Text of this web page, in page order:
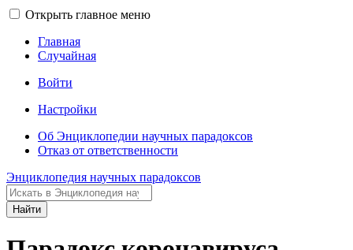
Открыть главное меню
Главная
Случайная
Войти
Настройки
Об Энциклопедии научных парадоксов
Отказ от ответственности
Энциклопедия научных парадоксов
Найти